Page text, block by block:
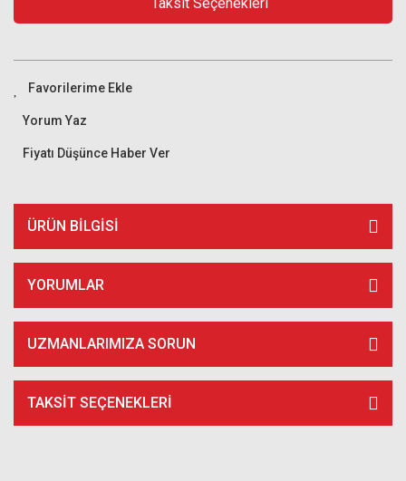
Yorum Yaz
Fiyatı Düşünce Haber Ver
ÜRÜN BILGISI
YORUMLAR
UZMANLARIMIZA SORUN
TAKSIT SEÇENEKLERI